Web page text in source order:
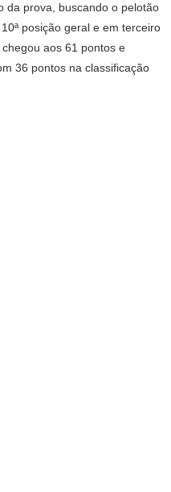
da prova, buscando o pelotão
posição geral e em terceiro
aos 61 pontos e
36 pontos na classificação